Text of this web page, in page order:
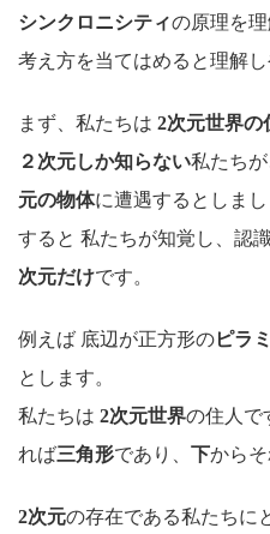
シンクロニシティの原理を
考え方を当てはめると理解
まず、私たちは 2次元世界の
２次元しか知らない私たち
元の物体に遭遇するとしまし
すると 私たちが知覚し、認
次元だけです。
例えば 底辺が正方形のピラ
とします。
私たちは 2次元世界の住人で
れば三角形であり、 下から
2次元の存在である私たちに